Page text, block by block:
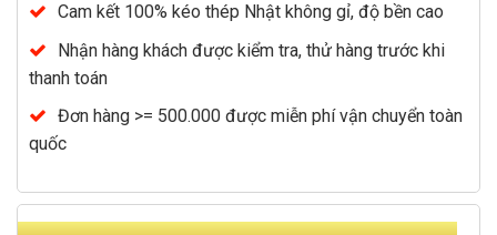
Cam kết 100% kéo thép Nhật không gỉ, độ bền cao
Nhận hàng khách được kiểm tra, thử hàng trước khi
thanh toán
Đơn hàng >= 500.000 được miễn phí vận chuyển toàn
quốc